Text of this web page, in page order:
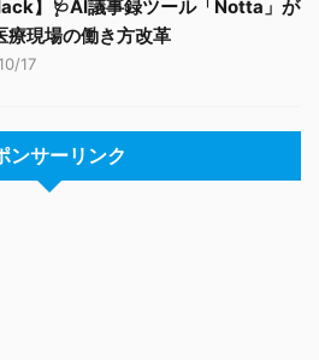
】🩺AI議事録ツール「Notta」が
療現場の働き方改革
17
ンサーリンク